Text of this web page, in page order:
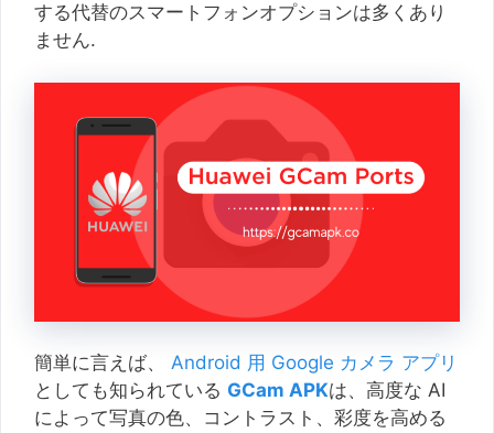
する代替のスマートフォンオプションは多くあり
ません.
簡単に言えば、 Android 用 Google カメラ アプリ
としても知られている GCam APKは、高度な AI
によって写真の色、コントラスト、彩度を高める